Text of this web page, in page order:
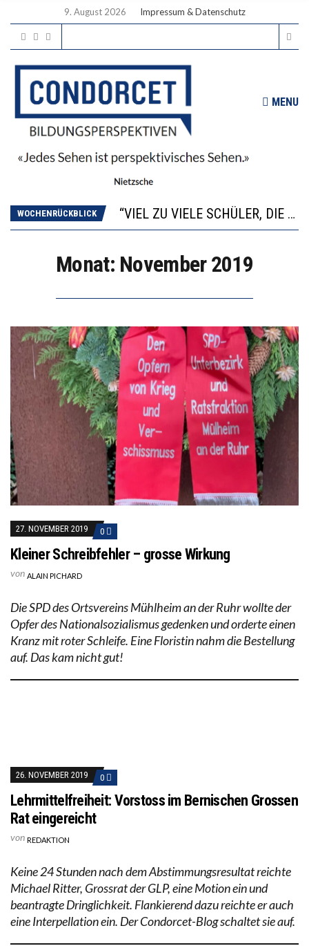
9. August 2026 Impressum & Datenschutz
MENU
WOCHENRÜCKBLICK
DIE GANZE HILFLOSIGKEIT DES BILDUNGSBÜRGERTUMS
WORAUS WÄCHST, WAS KINDER TRÄGT
Monat: November 2019
27. NOVEMBER 2019 0
Kleiner Schreibfehler – grosse Wirkung
von ALAIN PICHARD
Die SPD des Ortsvereins Mühlheim an der Ruhr wollte der
Opfer des Nationalsozialismus gedenken und orderte einen
Kranz mit roter Schleife. Eine Floristin nahm die Bestellung
auf. Das kam nicht gut!
26. NOVEMBER 2019 0
Lehrmittelfreiheit: Vorstoss im Bernischen Grossen
Rat eingereicht
von REDAKTION
Keine 24 Stunden nach dem Abstimmungsresultat reichte
Michael Ritter, Grossrat der GLP, eine Motion ein und
beantragte Dringlichkeit. Flankierend dazu reichte er auch
eine Interpellation ein. Der Condorcet-Blog schaltet sie auf.